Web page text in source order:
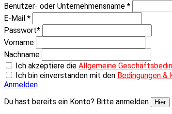
Benutzer- oder Unternehmensname *
E-Mail *
Passwort*
Vorname
Nachname
Ich akzeptiere die Allgemeine
Ich bin einverstanden mit den Bedingungen &
Anmelden
Du hast bereits ein Konto? Bitte anmelden
Hier